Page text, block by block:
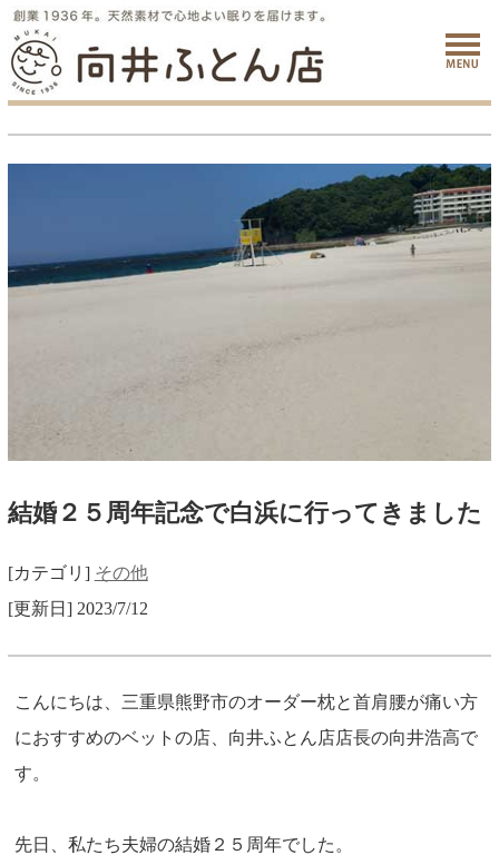
結婚２５周年記念で白浜に行ってきました
[カテゴリ] その他
[更新日] 2023/7/12
こんにちは、三重県熊野市のオーダー枕と首肩腰が痛い方
におすすめのベットの店、向井ふとん店店長の向井浩高で
す。
先日、私たち夫婦の結婚２５周年でした。